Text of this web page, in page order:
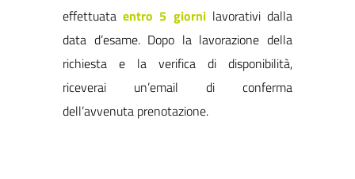
effettuataentro 5 giornilavorativi dalla
data d’esame. Dopo la lavorazione della
richiesta e la verifica di disponibilità,
riceverai un’email di conferma
dell’avvenuta prenotazione.